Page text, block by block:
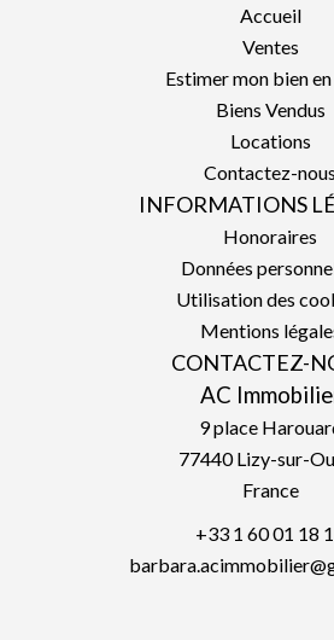
Accueil
Ventes
Estimer mon bien
Biens Vendus
Locations
Contactez-nous
INFORMATIONS
Honoraires
Données
Utilisation des
Mentions
CONTACTEZ-
AC
9 place
77440Lizy-sur-
France
+33 1 60 01 18